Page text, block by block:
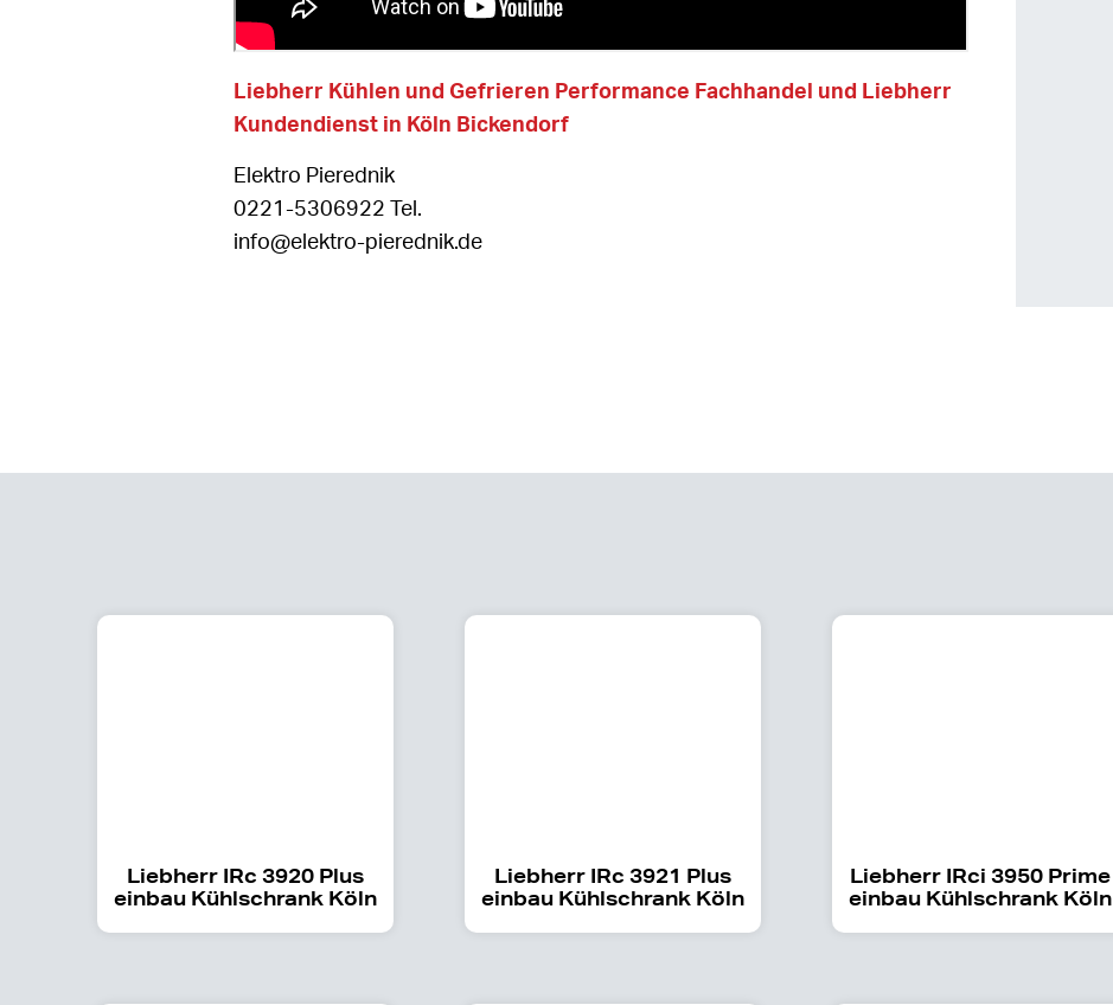
Liebherr Kühlen und Gefrieren Performance Fachhandel und Liebherr
Kundendienst in Köln Bickendorf
Elektro Pierednik
0221-5306922 Tel.
info@elektro-pierednik.de
Liebherr IRc 3920 Plus
einbau Kühlschrank Köln
Liebherr IRc 3921 Plus
einbau Kühlschrank Köln
Liebherr IRci 3950 Prime
einbau Kühlschrank Köln